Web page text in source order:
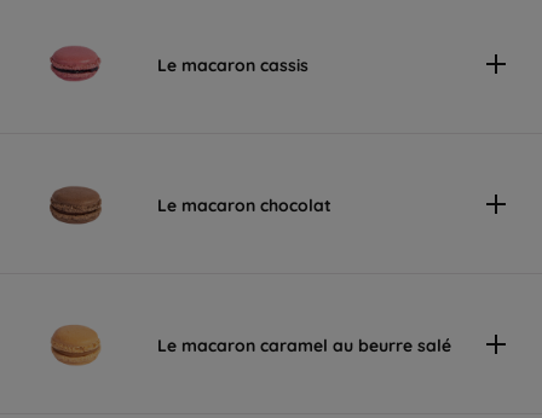
Le macaron cassis
Le macaron chocolat
Le macaron caramel au beurre salé